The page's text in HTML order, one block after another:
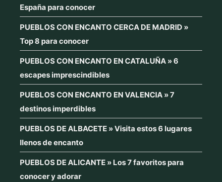
España para conocer
PUEBLOS CON ENCANTO CERCA DE MADRID »
Top 8 para conocer
PUEBLOS CON ENCANTO EN CATALUÑA » 6
escapes imprescindibles
PUEBLOS CON ENCANTO EN VALENCIA » 7
destinos imperdibles
PUEBLOS DE ALBACETE » Visita estos 6 lugares
llenos de encanto
PUEBLOS DE ALICANTE » Los 7 favoritos para
conocer y adorar